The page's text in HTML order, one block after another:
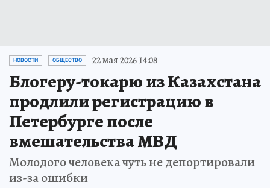
НОВОСТИ ОБЩЕСТВО 22 мая 2026 14:08
Блогеру-токарю из Казахстана
продлили регистрацию в
Петербурге после
вмешательства МВД
Молодого человека чуть не депортировали
из-за ошибки